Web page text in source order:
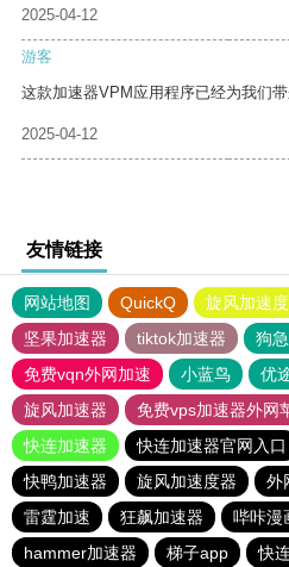
2025-04-12
游客
这款加速器VPM应用程序已经为我们
2025-04-12
友情链接
网站地图 QuickQ 旋风加速
坚果加速器
tiktok加速器
狗
免费vqn外网加速
小蓝鸟 优
旋风加速器
免费vps加速器外网
快连加速器
快连加速器官网入口
快鸭加速器
旋风加速度器 外
雷霆加速
狂飙加速器 哔咔漫
hammer加速器
梯子app
快